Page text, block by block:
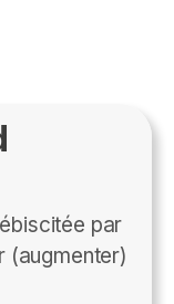
par
(augmenter)